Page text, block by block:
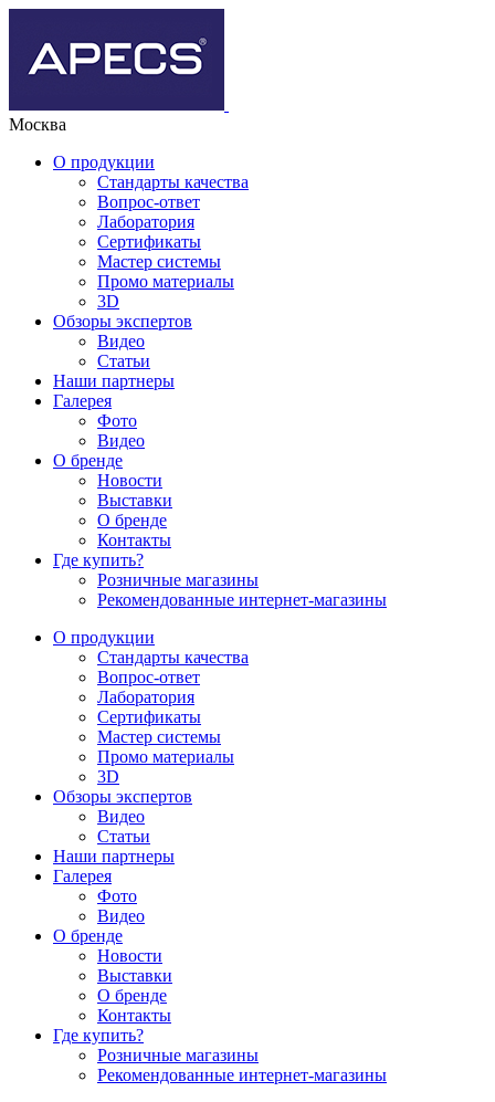
Москва
О продукции
Стандарты качества
Вопрос-ответ
Лаборатория
Сертификаты
Мастер системы
Промо материалы
3D
Обзоры экспертов
Видео
Статьи
Наши партнеры
Галерея
Фото
Видео
О бренде
Новости
Выставки
О бренде
Контакты
Где купить?
Розничные магазины
Рекомендованные интернет-магазины
О продукции
Стандарты качества
Вопрос-ответ
Лаборатория
Сертификаты
Мастер системы
Промо материалы
3D
Обзоры экспертов
Видео
Статьи
Наши партнеры
Галерея
Фото
Видео
О бренде
Новости
Выставки
О бренде
Контакты
Где купить?
Розничные магазины
Рекомендованные интернет-магазины